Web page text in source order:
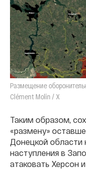
Размещение
Clément Molin / X
Таким образом,
«размену»
Донецкой области
наступления в
атаковать Херсон